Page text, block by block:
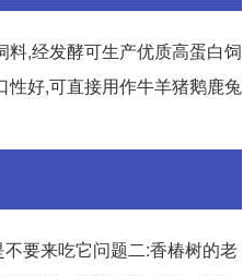
,经发酵可生产优质高蛋白饲
性好,可直接用作牛羊猪鹅鹿兔
要来吃它问题二:香椿树的老